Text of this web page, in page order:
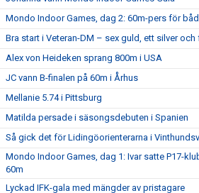
Mondo Indoor Games, dag 2: 60m-pers för
Bra start i Veteran-DM – sex guld, ett silver
Alex von Heideken sprang 800m i USA
JC vann B-finalen på 60m i Århus
Mellanie 5.74 i Pittsburg
Matilda persade i säsongsdebuten i Spanien
Så gick det för Lidingöorienterarna i
Mondo Indoor Games, dag 1: Ivar satte P17-
60m
Lyckad IFK-gala med mängder av pristagare